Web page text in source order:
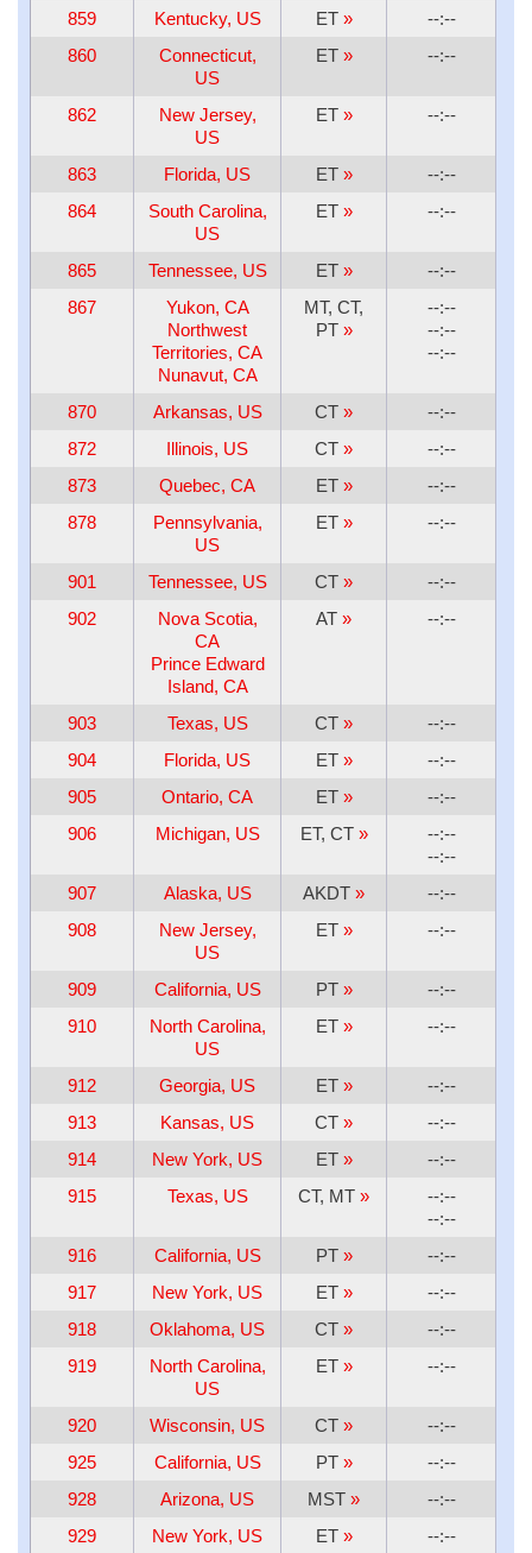
859
Kentucky, US ET »
--:--
860
Connecticut,
US
ET » --:--
862
New Jersey,
US
ET » --:--
863 Florida, US ET »
--:--
864
South Carolina,
US
ET » --:--
865 Tennessee, US ET »
--:--
867
Yukon, CA
Northwest
Territories, CA
Nunavut, CA
MT, CT,
PT »
--:--
--:--
--:--
870 Arkansas, US CT »
--:--
872
Illinois, US CT »
--:--
873
Quebec, CA ET »
--:--
878
Pennsylvania,
US
ET » --:--
901 Tennessee, US CT »
--:--
902
Nova Scotia,
CA
Prince Edward
Island, CA
AT » --:--
903 Texas, US CT »
--:--
904
Florida, US ET »
--:--
905
Ontario, CA ET »
--:--
906
Michigan, US ET, CT »
--:--
--:--
907
Alaska, US AKDT »
--:--
908
New Jersey,
US
ET » --:--
909 California, US PT »
--:--
910
North Carolina,
US
ET » --:--
912 Georgia, US ET »
--:--
913
Kansas, US CT »
--:--
914
New York, US ET »
--:--
915
Texas, US CT, MT »
--:--
--:--
916
California, US PT »
--:--
917
New York, US ET »
--:--
918
Oklahoma, US CT »
--:--
919
North Carolina,
US
ET » --:--
920 Wisconsin, US CT »
--:--
925
California, US PT »
--:--
928
Arizona, US MST »
--:--
929
New York, US ET »
--:--